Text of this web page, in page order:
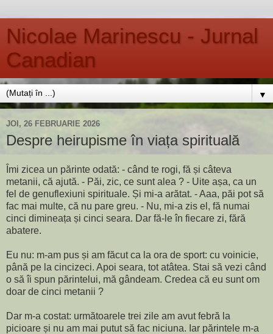
Nicolae Marinescu - Jurnal
Canadian
▼
JOI, 26 FEBRUARIE 2026
Despre heirupisme în viața spirituală
Îmi zicea un părinte odată: - când te rogi, fă și câteva
metanii, că ajută. - Păi, zic, ce sunt alea ? - Uite așa, ca un
fel de genuflexiuni spirituale. Și mi-a arătat. - Aaa, păi pot să
fac mai multe, că nu pare greu. - Nu, mi-a zis el, fă numai
cinci dimineața și cinci seara. Dar fă-le în fiecare zi, fără
abatere.
Eu nu: m-am pus și am făcut ca la ora de sport: cu voinicie,
până pe la cincizeci. Apoi seara, tot atâtea. Stai să vezi când
o să îi spun părintelui, mă gândeam. Credea că eu sunt om
doar de cinci metanii ?
Dar m-a costat: următoarele trei zile am avut febră la
picioare și nu am mai putut să fac niciuna. Iar părintele m-a